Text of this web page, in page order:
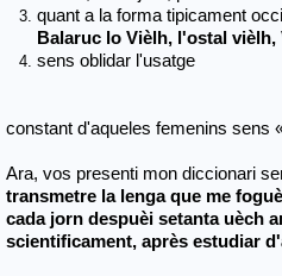
quant a la forma tipicament
Balaruc lo Vièlh, l'ostal vièlh,
sens oblidar l'usatge
constant d'aqueles femenins sens
Ara, vos presenti mon diccionari
transmetre la lenga que me
cada jorn despuèi setanta uèch
scientificament, après estudiar